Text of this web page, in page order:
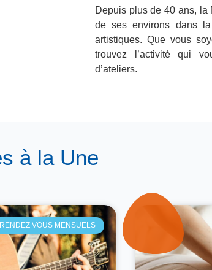
Depuis plus de 40 ans, la
de ses environs dans
artistiques. Que vous
trouvez l’activité qui
d’ateliers.
à la Une
RENDEZ VOUS MENSUELS